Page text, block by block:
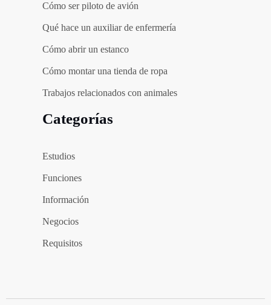
Cómo ser piloto de avión
Qué hace un auxiliar de enfermería
Cómo abrir un estanco
Cómo montar una tienda de ropa
Trabajos relacionados con animales
Categorías
Estudios
Funciones
Información
Negocios
Requisitos